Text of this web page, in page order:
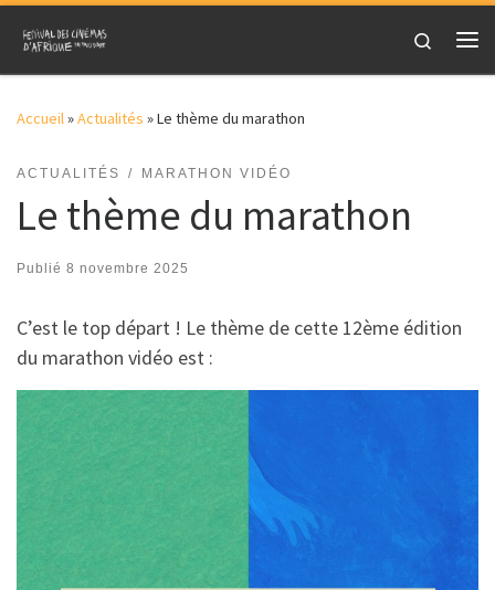
Skip to content
Search
Accueil»Actualités »Le thème du marathon
ACTUALITÉS MARATHON VIDÉO
Le thème du marathon
Publié 8 novembre 2025
C’est le top départ ! Le thème de cette 12ème édition
du marathon vidéo est :